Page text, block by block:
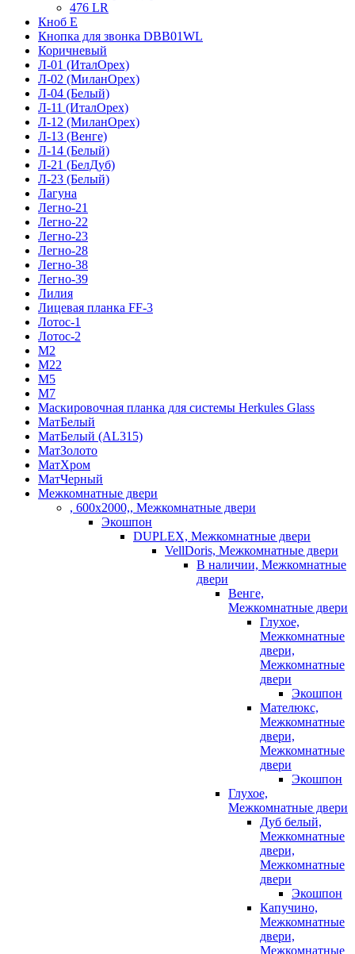
476 LR
Кноб Е
Кнопка для звонка DBB01WL
Коричневый
Л-01 (ИталОрех)
Л-02 (МиланОрех)
Л-04 (Белый)
Л-11 (ИталОрех)
Л-12 (МиланОрех)
Л-13 (Венге)
Л-14 (Белый)
Л-21 (БелДуб)
Л-23 (Белый)
Лагуна
Легно-21
Легно-22
Легно-23
Легно-28
Легно-38
Легно-39
Лилия
Лицевая планка FF-3
Лотос-1
Лотос-2
М2
М22
М5
М7
Маскировочная планка для системы Herkules Glass
МатБелый
МатБелый (AL315)
МатЗолото
МатХром
МатЧерный
Межкомнатные двери
, 600х2000,, Межкомнатные двери
Экошпон
DUPLEX, Межкомнатные двери
VellDoris, Межкомнатные двери
В наличии, Межкомнатные
двери
Венге,
Межкомнатные двери
Глухое,
Межкомнатные
двери,
Межкомнатные
двери
Экошпон
Мателюкс,
Межкомнатные
двери,
Межкомнатные
двери
Экошпон
Глухое,
Межкомнатные двери
Дуб белый,
Межкомнатные
двери,
Межкомнатные
двери
Экошпон
Капучино,
Межкомнатные
двери,
Межкомнатные